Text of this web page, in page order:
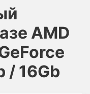
AMD
/ 16Gb